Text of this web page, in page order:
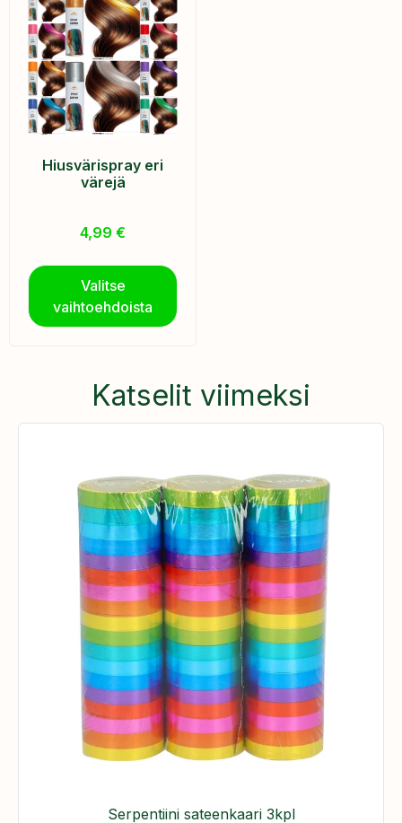
Hiusvärispray eri
värejä
4,99 €
Valitse
vaihtoehdoista
Katselit viimeksi
Serpentiini sateenkaari 3kpl